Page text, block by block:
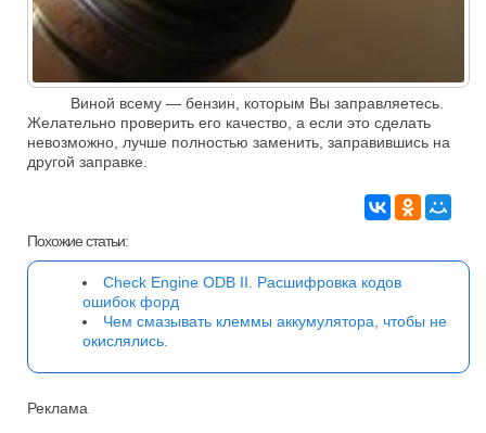
Виной всему — бензин, которым Вы заправляетесь.
Желательно проверить его качество, а если это сделать
невозможно, лучше полностью заменить, заправившись на
другой заправке.
Похожие статьи:
Check Engine ODB II. Расшифровка кодов
ошибок форд
Чем смазывать клеммы аккумулятора, чтобы не
окислялись.
Реклама